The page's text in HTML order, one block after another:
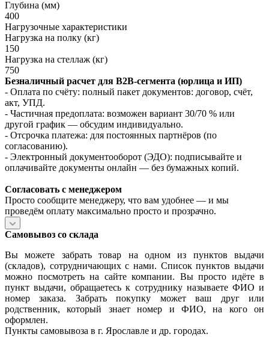
Глубина (мм)
400
Нагрузочные характеристики
Нагрузка на полку (кг)
150
Нагрузка на стеллаж (кг)
750
Безналичный расчет для B2B‑сегмента (юрлица и ИП)
- Оплата по счёту: полный пакет документов: договор, счёт,
акт, УПД.
- Частичная предоплата: возможен вариант 30/70 % или
другой график — обсудим индивидуально.
- Отсрочка платежа: для постоянных партнёров (по
согласованию).
- Электронный документооборот (ЭДО): подписывайте и
оплачивайте документы онлайн — без бумажных копий.
Согласовать с менеджером
Просто сообщите менеджеру, что вам удобнее — и мы
проведём оплату максимально просто и прозрачно.
Самовывоз со склада
Вы можете забрать товар на одном из пунктов выдачи
(складов), сотрудничающих с нами. Список пунктов выдачи
можно посмотреть на сайте компании. Вы просто идёте в
пункт выдачи, обращаетесь к сотруднику называете ФИО и
номер заказа. Забрать покупку может ваш друг или
родственник, который знает номер и ФИО, на кого он
оформлен.
Пункты самовывоза в г. Ярославле и др. городах.